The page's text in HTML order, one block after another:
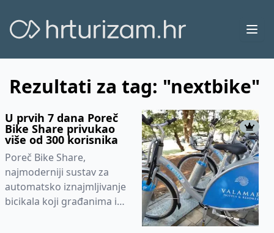
Rezultati za tag: "nextbike"
U prvih 7 dana Poreč
Bike Share privukao
više od 300 korisnika
Poreč Bike Share,
najmoderniji sustav za
automatsko iznajmljivanje
bicikala koji građanima i